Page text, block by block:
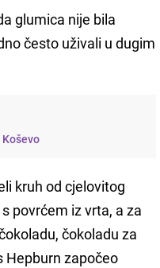
glumica nije bila
često uživali u dugim
kruh od cjelovitog
povrćem iz vrta, a za
čokoladu za
Hepburn započeo